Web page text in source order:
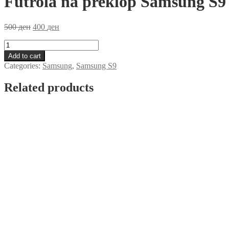
500ден 400 ден
Futrola
na
preklop
Samsung
Zlatna
Add to cart
Categories: Samsung, Samsung S9
Related products